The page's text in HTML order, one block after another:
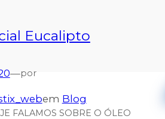
Eucalipto
—por
em Blog
FALAMOS SOBRE O ÓLEO